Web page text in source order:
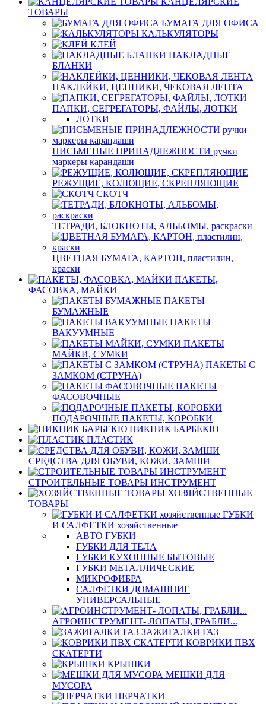
ТОВАРЫ
БУМАГА ДЛЯ ОФИСА
КАЛЬКУЛЯТОРЫ
КЛЕЙ
НАКЛАДНЫЕ
БЛАНКИ
НАКЛЕЙКИ, ЦЕННИКИ, ЧЕКОВАЯ ЛЕНТА
ПАПКИ, СЕГРЕГАТОРЫ, ФАЙЛЫ, ЛОТКИ
ЛОТКИ
ПИСЬМЕНЫЕ ПРИНАДЛЕЖНОСТИ ручки
маркеры карандаши
РЕЖУЩИЕ, КОЛЮЩИЕ, СКРЕПЛЯЮЩИЕ
СКОТЧ
ТЕТРАДИ, БЛОКНОТЫ, АЛЬБОМЫ, раскраски
ЦВЕТНАЯ БУМАГА, КАРТОН, пластилин,
краски
ПАКЕТЫ,
ФАСОВКА, МАЙКИ
ПАКЕТЫ
БУМАЖНЫЕ
ПАКЕТЫ
ВАКУУМНЫЕ
ПАКЕТЫ
МАЙКИ, СУМКИ
ПАКЕТЫ С
ЗАМКОМ (СТРУНА)
ПАКЕТЫ
ФАСОВОЧНЫЕ
ПОДАРОЧНЫЕ ПАКЕТЫ, КОРОБКИ
ПИКНИК БАРБЕКЮ
ПЛАСТИК
СРЕДСТВА ДЛЯ ОБУВИ, КОЖИ, ЗАМШИ
СТРОИТЕЛЬНЫЕ ТОВАРЫ ИНСТРУМЕНТ
ХОЗЯЙСТВЕННЫЕ
ТОВАРЫ
ГУБКИ
И САЛФЕТКИ хозяйственные
АВТО ГУБКИ
ГУБКИ ДЛЯ ТЕЛА
ГУБКИ КУХОННЫЕ БЫТОВЫЕ
ГУБКИ МЕТАЛЛИЧЕСКИЕ
МИКРОФИБРА
САЛФЕТКИ ДОМАШНИЕ
УНИВЕРСАЛЬНЫЕ
АГРОИНСТРУМЕНТ- ЛОПАТЫ, ГРАБЛИ...
ЗАЖИГАЛКИ ГАЗ
КОВРИКИ ПВХ
СКАТЕРТИ
КРЫШКИ
МЕШКИ ДЛЯ
МУСОРА
ПЕРЧАТКИ